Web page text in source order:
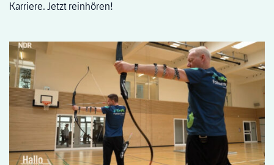
Karriere. Jetzt reinhören!